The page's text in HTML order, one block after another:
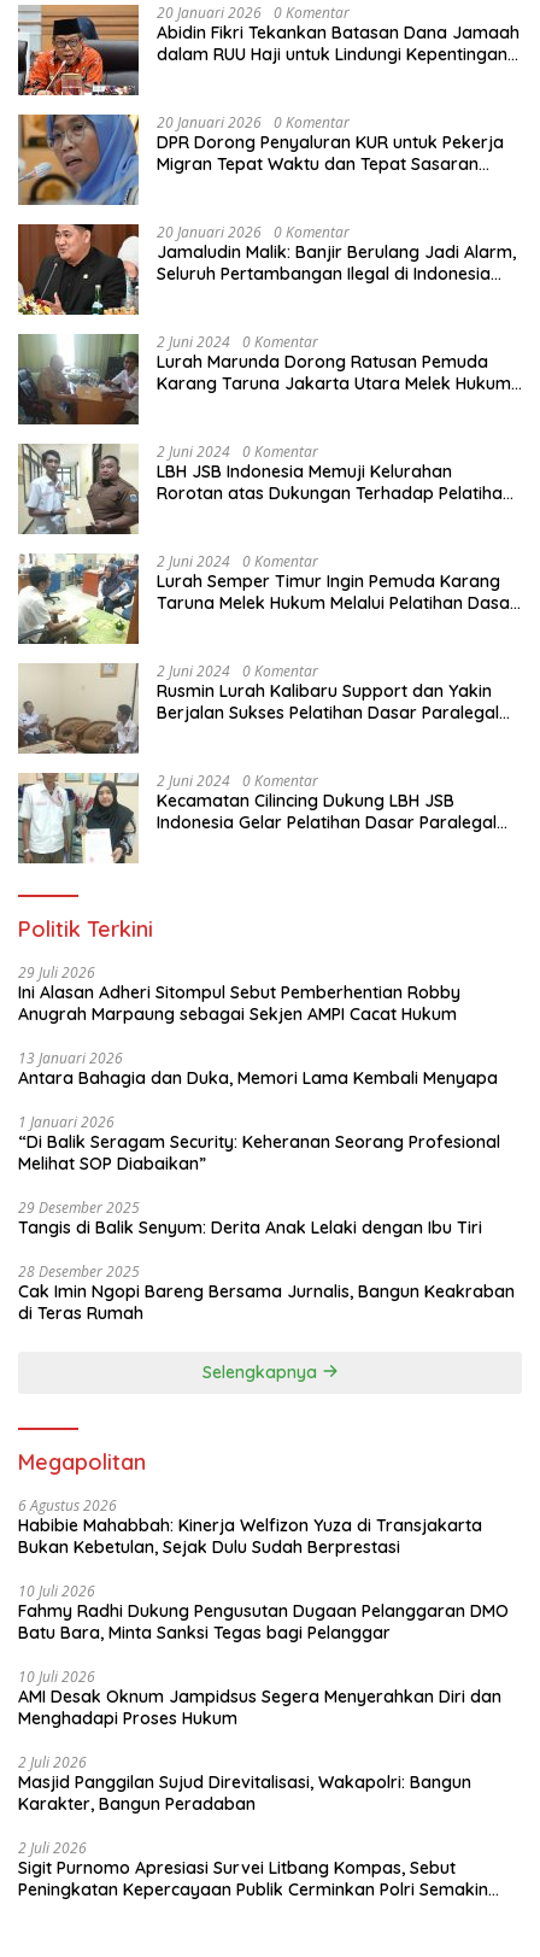
20 Januari 2026 0 Komentar
Abidin Fikri Tekankan Batasan Dana Jamaah
dalam RUU Haji untuk Lindungi Kepentingan
20 Januari 2026 0 Komentar
DPR Dorong Penyaluran KUR untuk Pekerja
Migran Tepat Waktu dan Tepat Sasaran
20 Januari 2026 0 Komentar
Jamaludin Malik: Banjir Berulang Jadi Alarm,
Seluruh Pertambangan Ilegal di Indonesia
2 Juni 2024 0 Komentar
Lurah Marunda Dorong Ratusan Pemuda
Karang Taruna Jakarta Utara Melek Hukum
2 Juni 2024 0 Komentar
LBH JSB Indonesia Memuji Kelurahan
Rorotan atas Dukungan Terhadap Pelatihan
2 Juni 2024 0 Komentar
Lurah Semper Timur Ingin Pemuda Karang
Taruna Melek Hukum Melalui Pelatihan Dasar
2 Juni 2024 0 Komentar
Rusmin Lurah Kalibaru Support dan Yakin
Berjalan Sukses Pelatihan Dasar Paralegal
2 Juni 2024 0 Komentar
Kecamatan Cilincing Dukung LBH JSB
Indonesia Gelar Pelatihan Dasar Paralegal
Politik Terkini
29 Juli 2026
Ini Alasan Adheri Sitompul Sebut Pemberhentian Robby
Anugrah Marpaung sebagai Sekjen AMPI Cacat Hukum
13 Januari 2026
Antara Bahagia dan Duka, Memori Lama Kembali Menyapa
1 Januari 2026
“Di Balik Seragam Security: Keheranan Seorang Profesional
Melihat SOP Diabaikan”
29 Desember 2025
Tangis di Balik Senyum: Derita Anak Lelaki dengan Ibu Tiri
28 Desember 2025
Cak Imin Ngopi Bareng Bersama Jurnalis, Bangun Keakraban
di Teras Rumah
Selengkapnya
Megapolitan
6 Agustus 2026
Habibie Mahabbah: Kinerja Welfizon Yuza di Transjakarta
Bukan Kebetulan, Sejak Dulu Sudah Berprestasi
10 Juli 2026
Fahmy Radhi Dukung Pengusutan Dugaan Pelanggaran DMO
Batu Bara, Minta Sanksi Tegas bagi Pelanggar
10 Juli 2026
AMI Desak Oknum Jampidsus Segera Menyerahkan Diri dan
Menghadapi Proses Hukum
2 Juli 2026
Masjid Panggilan Sujud Direvitalisasi, Wakapolri: Bangun
Karakter, Bangun Peradaban
2 Juli 2026
Sigit Purnomo Apresiasi Survei Litbang Kompas, Sebut
Peningkatan Kepercayaan Publik Cerminkan Polri Semakin